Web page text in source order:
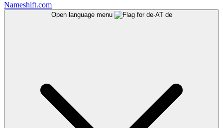
Nameshift.com
Open language menu de